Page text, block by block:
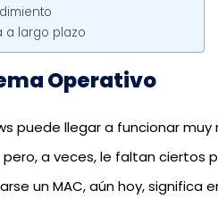
a largo plazo
Operativo
puede llegar a funcionar muy
a veces, le faltan ciertos
un MAC, aún hoy,